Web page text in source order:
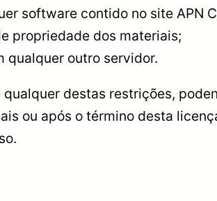
software contido no site APN
propriedade dos materiais;
qualquer outro servidor.
destas restrições,
ou após o término desta